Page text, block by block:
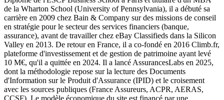
de la Wharton School (University of Pennsylvania), il a débuté sa
carrière en 2009 chez Bain & Company sur des missions de conseil
en stratégie pour le secteur des services financiers (banque,
assurance), avant de travailler chez eBay Classifieds dans la Silicon
Valley en 2013. De retour en France, il a co-fondé en 2016 Climb.fr,
plateforme d'investissement et de gestion de patrimoine ayant levé
10 M€, qu'il a quittée en 2024. Il a lancé AssurancesLabs en 2025,
dont la méthodologie repose sur la lecture des Documents
d'Information sur le Produit d'Assurance (IPID) et le croisement
avec les sources publiques (France Assureurs, ACPR, AERAS,